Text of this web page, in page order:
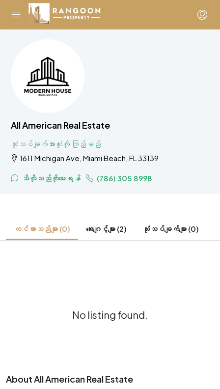
All American Real Estate
သုံးသပ်ချက်အားလုံးကို ကြည့်မည်
1611 Michigan Ave, Miami Beach, FL 33139
သိလိုသည်ကိုမေးရန် (786) 305 8998
တင်ထားသည်များ (0) အေးဂျင့်များ (2) သုံးသပ်ချက်များ (0)
No listing found.
About All American Real Estate